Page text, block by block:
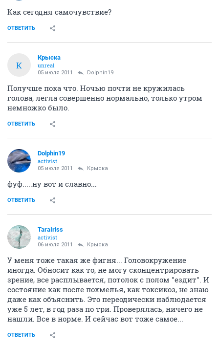
Как сегодня самочувствие?
ОТВЕТИТЬ
К
Крыска
unreal
05 июля 2011 Dolphin19
Получше пока что. Ночью почти не кружилась
голова, легла совершенно нормально, только утром
немножко было.
ОТВЕТИТЬ
Dolphin19
activist
05 июля 2011 Крыска
фуф.....ну вот и славно...
ОТВЕТИТЬ
TaraIriss
activist
06 июля 2011 Крыска
У меня тоже такая же фигня... Головокружение
иногда. Обносит как то, не могу сконцентрировать
зрение, все расплывается, потолок с полом "ездит". И
состояние как после похмелья, как токсикоз, не знаю
даже как объяснить. Это переодически наблюдается
уже 5 лет, в год раза по три. Проверялась, ничего не
нашли. Все в норме. И сейчас вот тоже самое...
ОТВЕТИТЬ